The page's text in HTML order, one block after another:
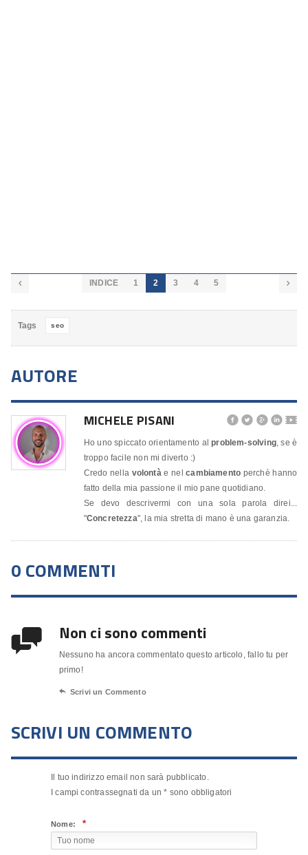
 INDICE 1 2 3 4 5 
Tags seo
AUTORE
MICHELE PISANI     🎬
Ho uno spiccato orientamento alproblem-solving, se è
troppo facile non mi diverto :)
Credo nella volontà e nelcambiamento perchè hanno
fatto della mia passione il mio pane quotidiano.
Se devo descrivermi con una sola parola direi...
"Concretezza", la mia stretta di mano è una garanzia.
0 COMMENTI
 Non ci sono commenti
Nessuno ha ancora commentato questo articolo, fallo tu per
primo!
 Scrivi un Commento
SCRIVI UN COMMENTO
Il tuo indirizzo email non sarà pubblicato.
I campi contrassegnati da un* sono obbligatori
Nome: *